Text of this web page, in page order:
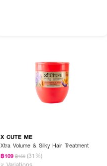
X CUTE ME
Xtra Volume & Silky Hair Treatment
฿109 ฿159 (31%)
2 Variations